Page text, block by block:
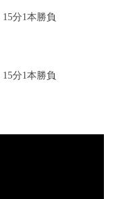
分1本勝負
分1本勝負